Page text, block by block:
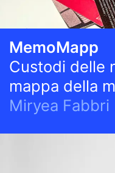
MemoMapp
Custodi delle
mappa della
Miryea Fabbri